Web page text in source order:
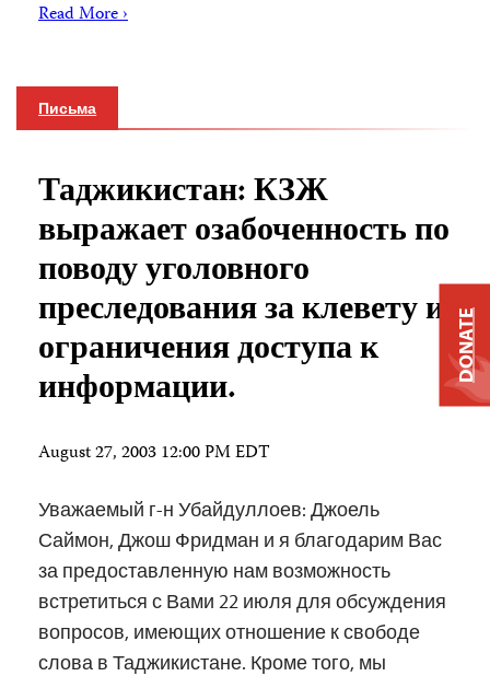
Read More ›
Письма
Таджикистан: КЗЖ
выражает озабоченность по
поводу уголовного
преследования за клевету и
ограничения доступа к
информации.
August 27, 2003 12:00 PM EDT
Уважаемый г-н Убайдуллоев: Джоель
Саймон, Джош Фридман и я благодарим Вас
за предоставленную нам возможность
встретиться с Вами 22 июля для обсуждения
вопросов, имеющих отношение к свободе
слова в Таджикистане. Кроме того, мы
DONATE